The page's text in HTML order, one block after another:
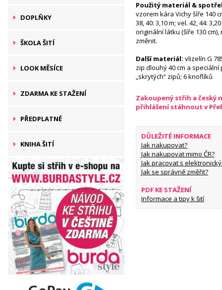
DOPLŇKY
ŠKOLA ŠITÍ
LOOK MĚSÍCE
ZDARMA KE STAŽENÍ
PŘEDPLATNÉ
KNIHA ŠITÍ
Použitý materiál &
vzorem kára Vichy šíře 140
38, 40: 3,10 m; vel. 42, 44:
originální látku (šíře 130
změnit.
Další materiál: vlizelín G
zip dlouhý 40 cm a
„skrytých“ zipů; 6 knoflíků
Zakoupený střih a český
přihlášení stáhnout v
DŮLEŽITÉ INFORMACE
Jak nakupovat?
Jak nakupovat mimo ČR?
Jak pracovat s
Jak se správně změřit?
PDF KE STAŽENÍ
Informace a tipy k šití